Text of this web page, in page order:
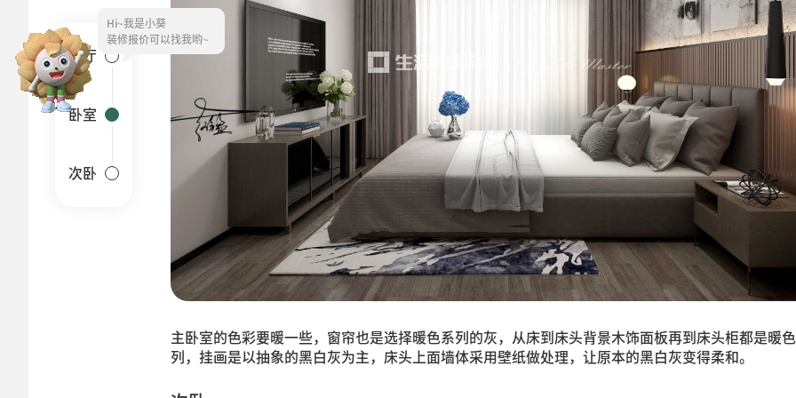
主卧室的色彩要暖一些，窗帘也是选择暖色系列的灰，从床到床头背景木饰面板再到床头柜都是暖
列，挂画是以抽象的黑白灰为主，床头上面墙体采用壁纸做处理，让原本的黑白灰变得柔和。
客厅
卧室
次卧
Hi~